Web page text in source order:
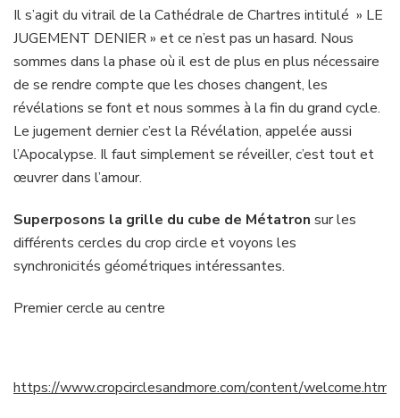
Il s’agit du vitrail de la Cathédrale de Chartres intitulé » LE
JUGEMENT DENIER » et ce n’est pas un hasard. Nous
sommes dans la phase où il est de plus en plus nécessaire
de se rendre compte que les choses changent, les
révélations se font et nous sommes à la fin du grand cycle.
Le jugement dernier c’est la Révélation, appelée aussi
l’Apocalypse. Il faut simplement se réveiller, c’est tout et
œuvrer dans l’amour.
Superposons la grille du cube de Métatron sur les
différents cercles du crop circle et voyons les
synchronicités géométriques intéressantes.
Premier cercle au centre
https://www.cropcirclesandmore.com/content/welcome.html